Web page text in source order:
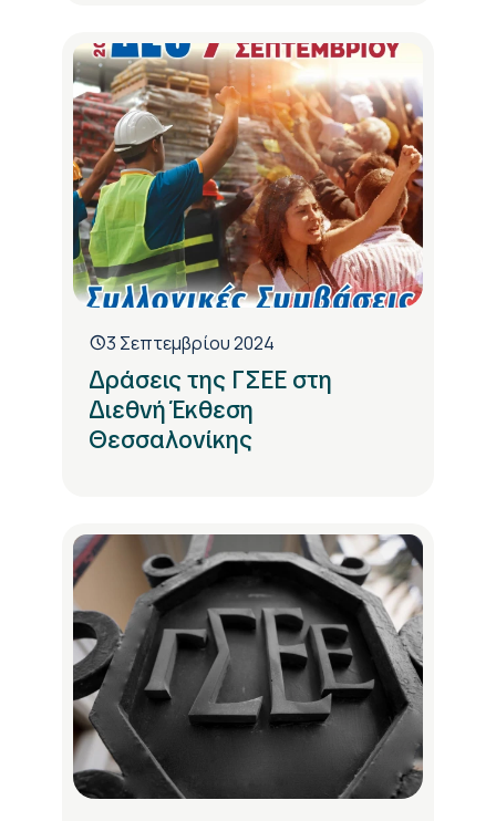
3 Σεπτεμβρίου 2024
Δράσεις της ΓΣΕΕ στη
Διεθνή Έκθεση
Θεσσαλονίκης